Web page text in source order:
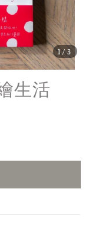
1/3
生活